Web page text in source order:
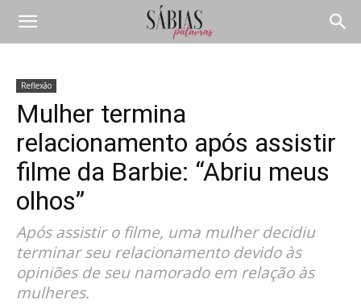
Reflexão
Mulher termina
relacionamento após assistir
filme da Barbie: “Abriu meus
olhos”
Após assistir o filme, uma mulher decidiu
terminar seu relacionamento devido às
opiniões de seu namorado em relação às
mulheres.